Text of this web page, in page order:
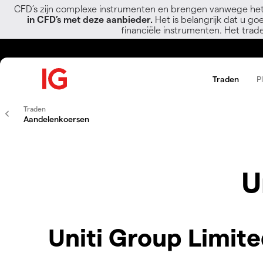
CFD’s zijn complexe instrumenten en brengen vanwege
in CFD’s met deze aanbieder. Het is belangrijk dat u
financiële instrumenten. Het
Traden
Traden
Aandelenkoersen
Uniti Group